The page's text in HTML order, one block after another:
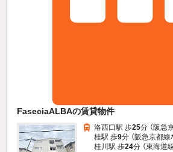
FaseciaALBAの賃貸物件
洛西口駅 歩25分 （阪急
桂駅 歩9分 （阪急京都線
桂川駅 歩24分 （東海道線